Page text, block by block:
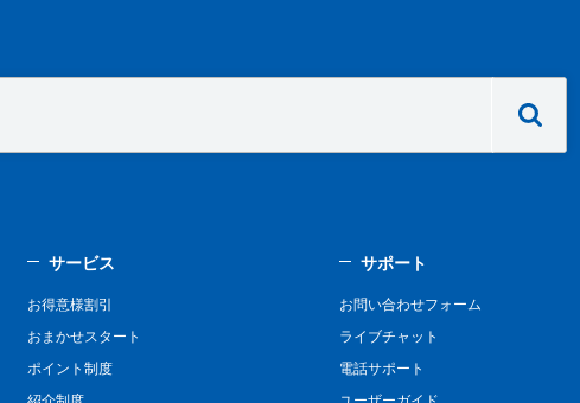
サービス
お得意様割引
おまかせスタート
ポイント制度
紹介制度
サポート
お問い合わせフォーム
ライブチャット
電話サポート
ユーザーガイド